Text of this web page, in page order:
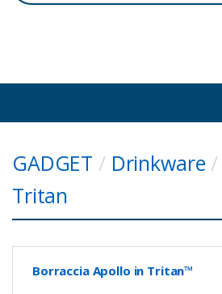
GADGET / Drinkware/
Tritan
Borraccia Apollo in Tritan™